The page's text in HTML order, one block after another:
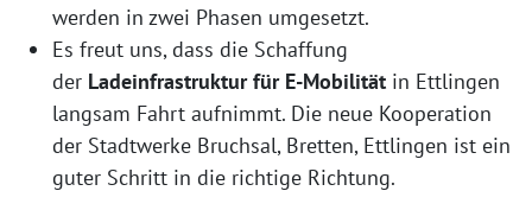
werden in zwei Phasen umgesetzt.
Es freut uns, dass die Schaffung
der Ladeinfrastruktur für E-Mobilität in Ettlingen
langsam Fahrt aufnimmt. Die neue Kooperation
der Stadtwerke Bruchsal, Bretten, Ettlingen ist ein
guter Schritt in die richtige Richtung.